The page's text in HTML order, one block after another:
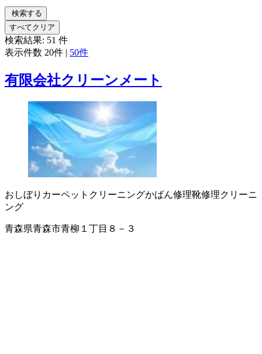
検索する
すべてクリア
検索結果: 51 件
表示件数 20件 | 50件
有限会社クリーンメート
おしぼり カーペットクリーニングかばん修理靴修理クリーニ
ング
青森県青森市青柳１丁目８－３